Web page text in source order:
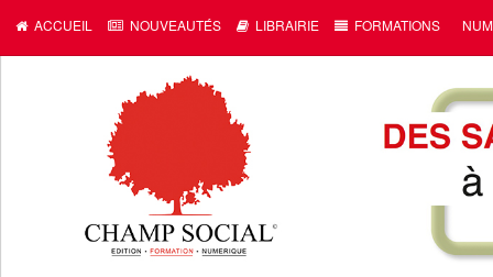
ACCUEIL NOUVEAUTÉS LIBRAIRIE FORMATIONS